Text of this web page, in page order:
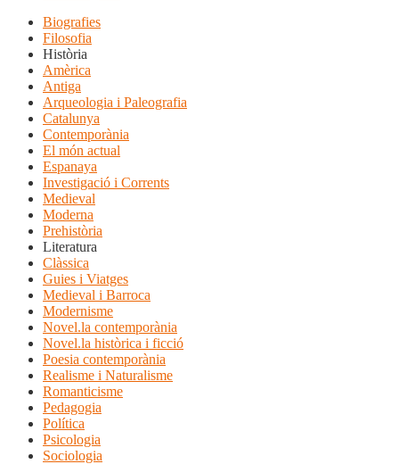
Biografies
Filosofia
Història
Amèrica
Antiga
Arqueologia i Paleografia
Catalunya
Contemporània
El món actual
Espanaya
Investigació i Corrents
Medieval
Moderna
Prehistòria
Literatura
Clàssica
Guies i Viatges
Medieval i Barroca
Modernisme
Novel.la contemporània
Novel.la històrica i ficció
Poesia contemporània
Realisme i Naturalisme
Romanticisme
Pedagogia
Política
Psicologia
Sociologia